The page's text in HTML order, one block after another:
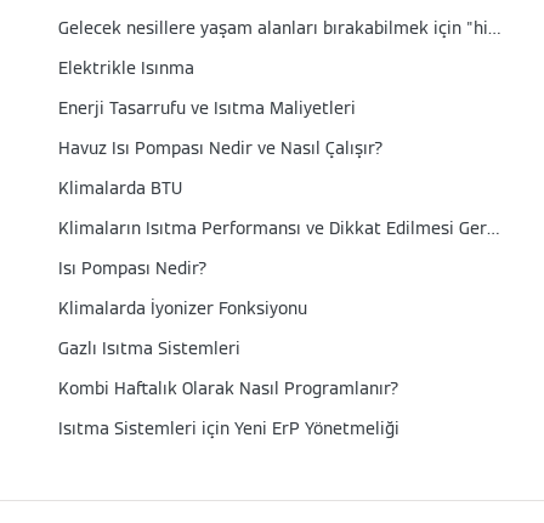
Gelecek nesillere yaşam alanları bırakabilmek için "hidrojen hazır" kombi
Elektrikle Isınma
Enerji Tasarrufu ve Isıtma Maliyetleri
Havuz Isı Pompası Nedir ve Nasıl Çalışır?
Klimalarda BTU
Klimaların Isıtma Performansı ve Dikkat Edilmesi Gereken Noktalar
Isı Pompası Nedir?
Klimalarda İyonizer Fonksiyonu
Gazlı Isıtma Sistemleri
Kombi Haftalık Olarak Nasıl Programlanır?
Isıtma Sistemleri için Yeni ErP Yönetmeliği